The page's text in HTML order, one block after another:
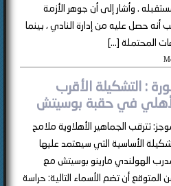
. وأشار إلى أن جوهر الأزمة
أنه حصل عليه من إدارة النادي ، بينما
المحتملة […]
: التشكيلة الأقرب
في حقبة بوسيتش
تترقب الجماهير الأهلاوية ملامح
الأساسية التي سيعتمد عليها
الهولندي مارينو بوسيتش مع
27، والتي من المتوقع أن تضم الأسماء التالية: حراسة